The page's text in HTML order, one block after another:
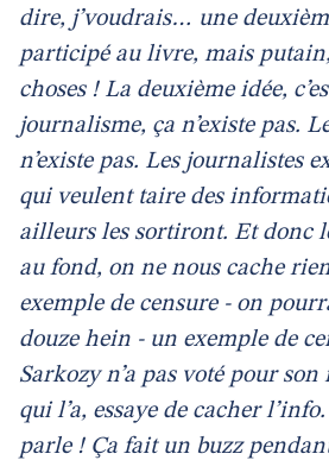
dire, j’voudrais… une
participé au livre, mais
choses ! La deuxième idée,
journalisme, ça n’existe pas.
n’existe pas. Les journalistes
qui veulent taire des
ailleurs les sortiront. Et donc
au fond, on ne nous cache
exemple de censure - on
douze hein - un exemple de
Sarkozy n’a pas voté pour
qui l’a, essaye de cacher
parle ! Ça fait un buzz